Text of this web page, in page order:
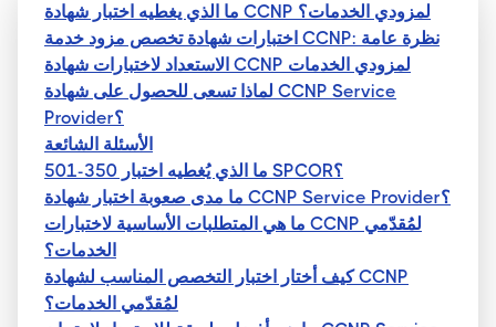
ما الذي يغطيه اختبار شهادة CCNP لمزودي الخدمات؟
اختبارات شهادة تخصص مزود خدمة CCNP: نظرة عامة
الاستعداد لاختبارات شهادة CCNP لمزودي الخدمات
لماذا تسعى للحصول على شهادة CCNP Service
Provider؟
الأسئلة الشائعة
ما الذي يُغطيه اختبار 350-501 SPCOR؟
ما مدى صعوبة اختبار شهادة CCNP Service Provider؟
ما هي المتطلبات الأساسية لاختبارات CCNP لمُقدّمي
الخدمات؟
كيف أختار اختبار التخصص المناسب لشهادة CCNP
لمُقدّمي الخدمات؟